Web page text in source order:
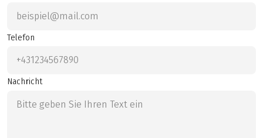
Telefon
Nachricht